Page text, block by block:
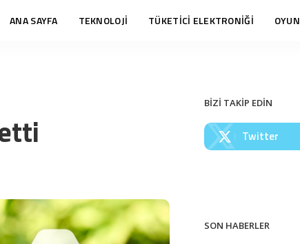
ANA SAYFA TEKNOLOJİ TÜKETİCİ ELEKTRONİĞİ OYUN
BİZİ TAKİP EDİN
Twitter
SON HABERLER